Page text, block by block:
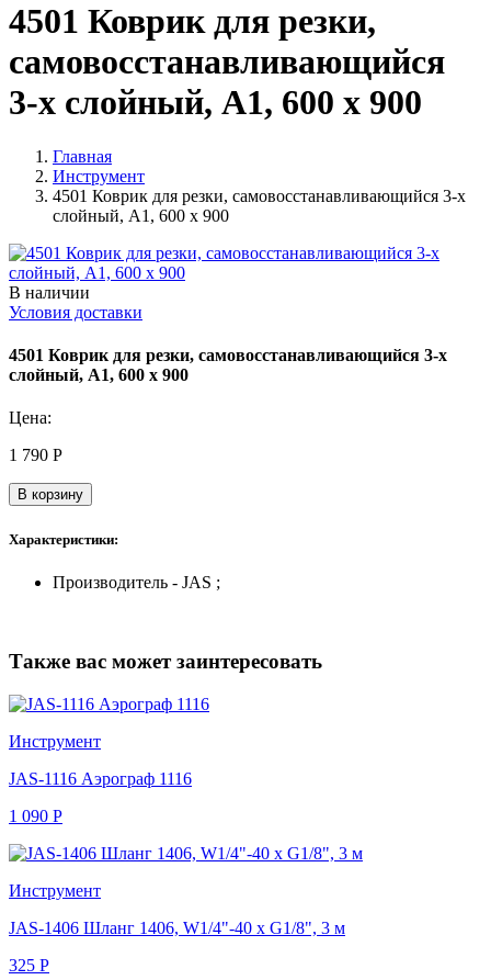
4501 Коврик для резки,
самовосстанавливающийся
3-х слойный, А1, 600 х 900
Главная
Инструмент
4501 Коврик для резки, самовосстанавливающийся 3-х
слойный, А1, 600 х 900
В наличии
Условия доставки
4501 Коврик для резки, самовосстанавливающийся 3-х
слойный, А1, 600 х 900
Цена:
1 790 Р
В корзину
Характеристики:
Производитель - JAS ;
Также вас может заинтересовать
Инструмент
JAS-1116 Аэрограф 1116
1 090 Р
Инструмент
JAS-1406 Шланг 1406, W1/4"-40 х G1/8", 3 м
325 Р